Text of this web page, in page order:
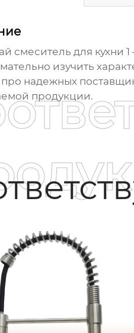
смеситель для кухни 1
изучить
надежных
продукции.